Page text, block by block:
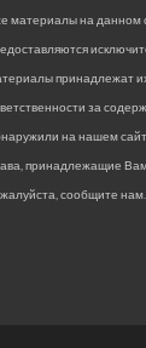
материалы на данном
принадлежат
за
на нашем
принадлежащие
сообщите нам.